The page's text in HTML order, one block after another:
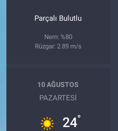
Parçalı Bulutlu
Nem: %80
Rüzgar: 2.89 m/s
10 AĞUSTOS
PAZARTESI
24°